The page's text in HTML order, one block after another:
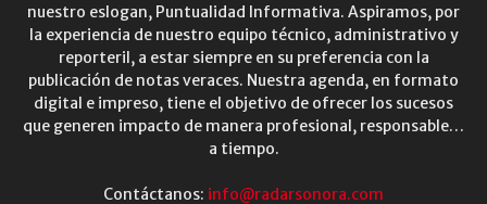
nuestro eslogan, Puntualidad Informativa. Aspiramos, por
la experiencia de nuestro equipo técnico, administrativo y
reporteril, a estar siempre en su preferencia con la
publicación de notas veraces. Nuestra agenda, en formato
digital e impreso, tiene el objetivo de ofrecer los sucesos
que generen impacto de manera profesional, responsable…
a tiempo.
Contáctanos: info@radarsonora.com